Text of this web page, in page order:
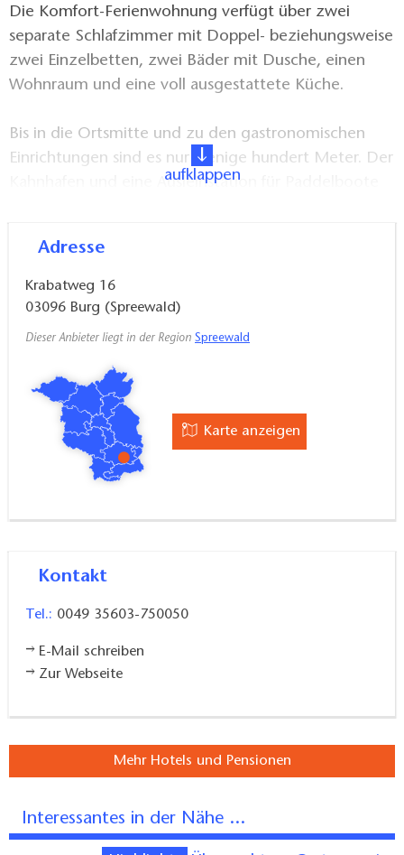
Die Komfort-Ferienwohnung verfügt über zwei
separate Schlafzimmer mit Doppel- beziehungsweise
zwei Einzelbetten, zwei Bäder mit Dusche, einen
Wohnraum und eine voll ausgestattete Küche.
Bis in die Ortsmitte und zu den gastronomischen
Einrichtungen sind es nur wenige hundert Meter. Der
Kahnhafen und eine Ausleihstation für Paddelboote
aufklappen
Adresse
Krabatweg 16
03096 Burg (Spreewald)
Dieser Anbieter liegt in der Region Spreewald
Karte anzeigen
Kontakt
Tel.: 0049 35603-750050
E-Mail schreiben
Zur Webseite
Mehr Hotels und Pensionen
Interessantes in der Nähe ...